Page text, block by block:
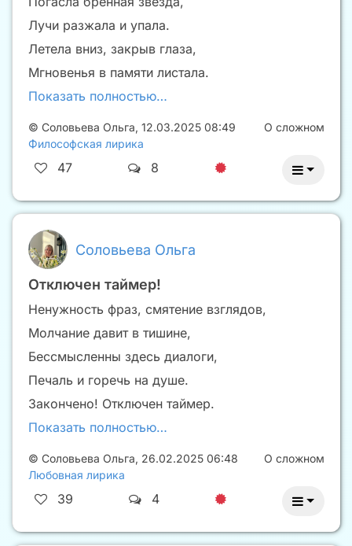
Лучи разжала и упала.
Летела вниз, закрыв глаза,
Мгновенья в памяти листала.
Показать полностью…
© Соловьева Ольга, 12.03.2025 08:49
Философская лирика
О сложном
47 8
Соловьева Ольга
Отключен таймер!
Ненужность фраз, смятение взглядов,
Молчание давит в тишине,
Бессмысленны здесь диалоги,
Печаль и горечь на душе.
Закончено! Отключен таймер.
Показать полностью…
© Соловьева Ольга, 26.02.2025 06:48
Любовная лирика
О сложном
39 4